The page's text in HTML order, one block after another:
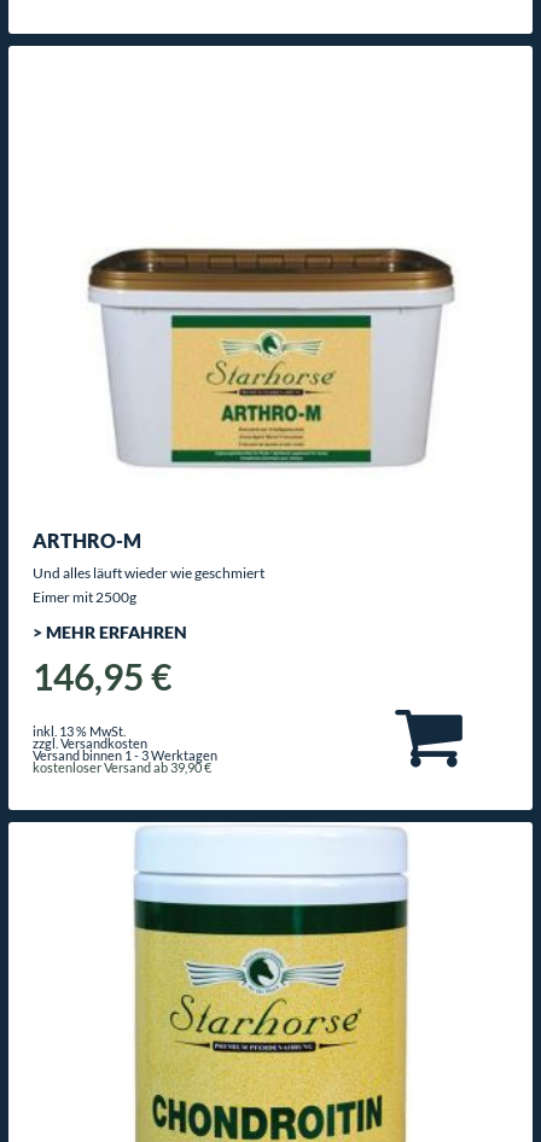
ARTHRO-M
Und alles läuft wieder wie geschmiert
Eimer mit 2500g
> MEHR ERFAHREN
146,95 €
inkl. 13 % MwSt.
zzgl. Versandkosten
Versand binnen 1 - 3 Werktagen
kostenloser Versand ab 39,90 €